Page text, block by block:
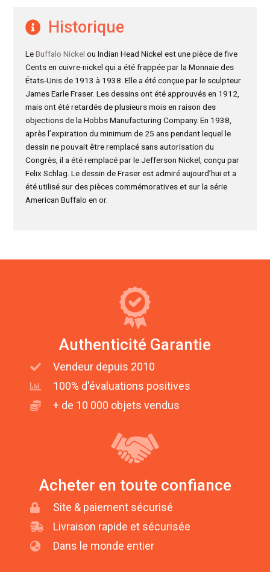
Historique
LeBuffalo Nickel ou Indian Head Nickel est une pièce de five
Cents en cuivre-nickel qui a été frappée par la Monnaie des
États-Unis de 1913 à 1938. Elle a été conçue par le sculpteur
James Earle Fraser. Les dessins ont été approuvés en 1912,
mais ont été retardés de plusieurs mois en raison des
objections de la Hobbs Manufacturing Company. En 1938,
après l’expiration du minimum de 25 ans pendant lequel le
dessin ne pouvait être remplacé sans autorisation du
Congrès, il a été remplacé par le Jefferson Nickel, conçu par
Felix Schlag. Le dessin de Fraser est admiré aujourd’hui et a
été utilisé sur des pièces commémoratives et sur la série
American Buffalo en or.
Authenticité Garantie
Vendeur depuis 2010
100% d'évaluations positives
+ de 10 000 objets vendus
Acheter en toute confiance
Site & paiement sécurisé
Livraison rapide et sécurisée
Dans le monde entier